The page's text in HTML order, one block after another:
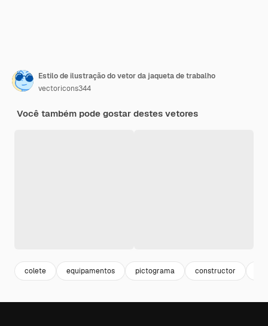
Estilo de ilustração do vetor da jaqueta de trabalho
vectoricons344
Você também pode gostar destes vetores
colete equipamentos pictograma constructor